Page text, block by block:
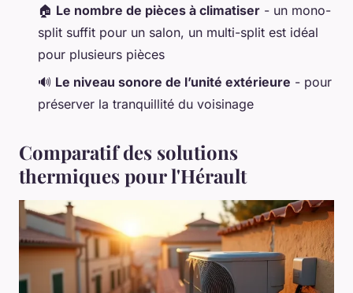
🏠 Le nombre de pièces à climatiser - un mono-
split suffit pour un salon, un multi-split est idéal
pour plusieurs pièces
🔊 Le niveau sonore de l’unité extérieure - pour
préserver la tranquillité du voisinage
Comparatif des solutions
thermiques pour l'Hérault